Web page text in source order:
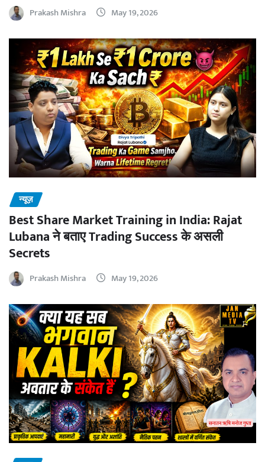
Prakash Mishra May 19, 2026
न्यूज़
Best Share Market Training in India: Rajat
Lubana ने बताए Trading Success के असली
Secrets
Prakash Mishra May 19, 2026